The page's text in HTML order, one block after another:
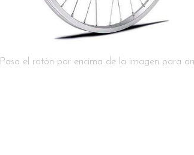
Pasa el ratón por encima de la imagen para